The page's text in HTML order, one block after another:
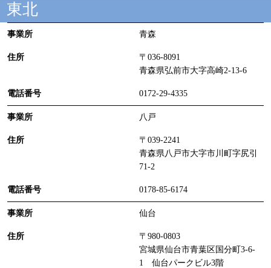
東北
青森
〒036-8091
青森県弘前市大字高崎2-13-6
0172-29-4335
八戸
〒039-2241
青森県八戸市大字市川町字尻引
71-2
0178-85-6174
仙台
〒980-0803
宮城県仙台市青葉区国分町3-6-
1 仙台パークビル3階